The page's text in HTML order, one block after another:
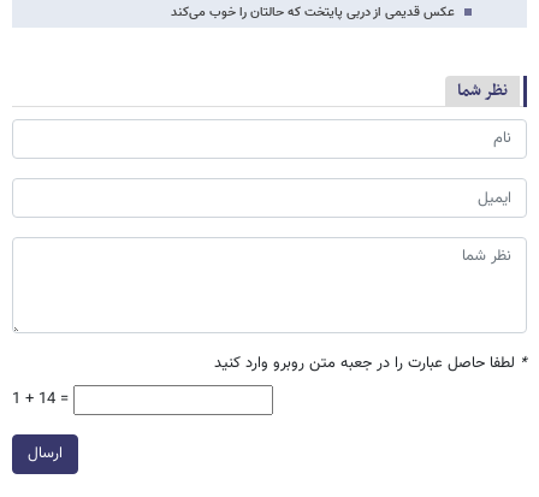
عکس قدیمی از دربی پایتخت که حالتان را خوب می‌کند
نظر شما
* لطفا حاصل عبارت را در جعبه متن روبرو وارد کنید
1 + 14 =
ارسال